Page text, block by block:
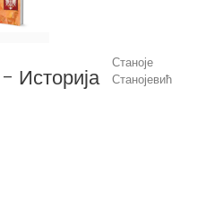
Историја
Станоје
Станојевић